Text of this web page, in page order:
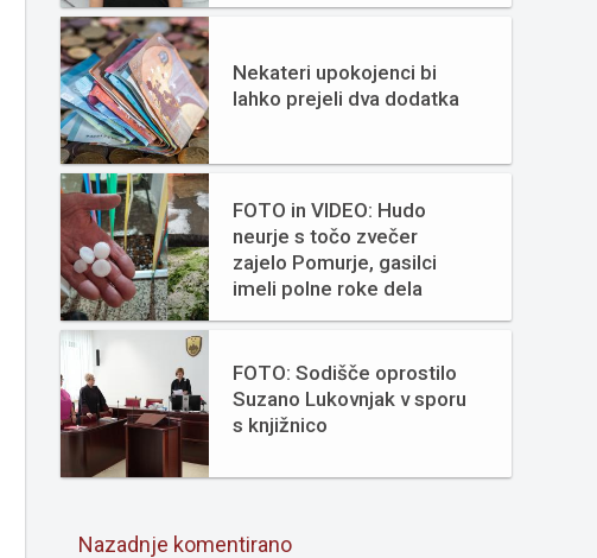
Nekateri upokojenci bi
lahko prejeli dva dodatka
FOTO in VIDEO: Hudo
neurje s točo zvečer
zajelo Pomurje, gasilci
imeli polne roke dela
FOTO: Sodišče oprostilo
Suzano Lukovnjak v sporu
s knjižnico
Nazadnje komentirano